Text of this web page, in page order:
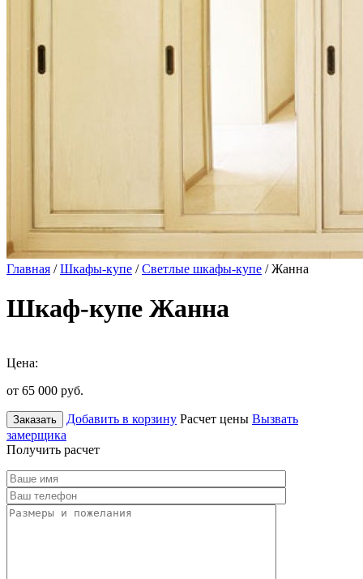
Главная /Шкафы-купе /Светлые шкафы-купе / Жанна
Шкаф-купе Жанна
Цена:
от 65 000 руб.
Заказать Добавить в корзину Расчет цены Вызвать
замерщика
Получить расчет